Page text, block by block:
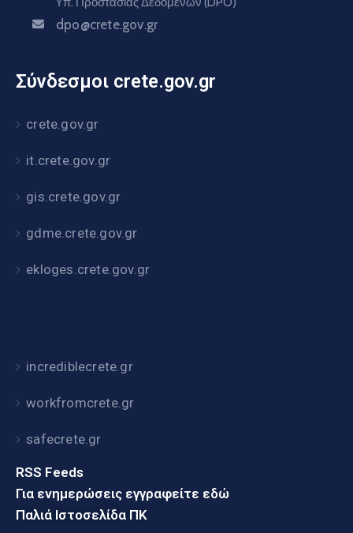
dpo@crete.gov.gr
Σύνδεσμοι crete.gov.gr
crete.gov.gr
it.crete.gov.gr
gis.crete.gov.gr
gdme.crete.gov.gr
ekloges.crete.gov.gr
incrediblecrete.gr
workfromcrete.gr
safecrete.gr
RSS Feeds
Για ενημερώσεις εγγραφείτε εδώ
Παλιά Ιστοσελίδα ΠΚ